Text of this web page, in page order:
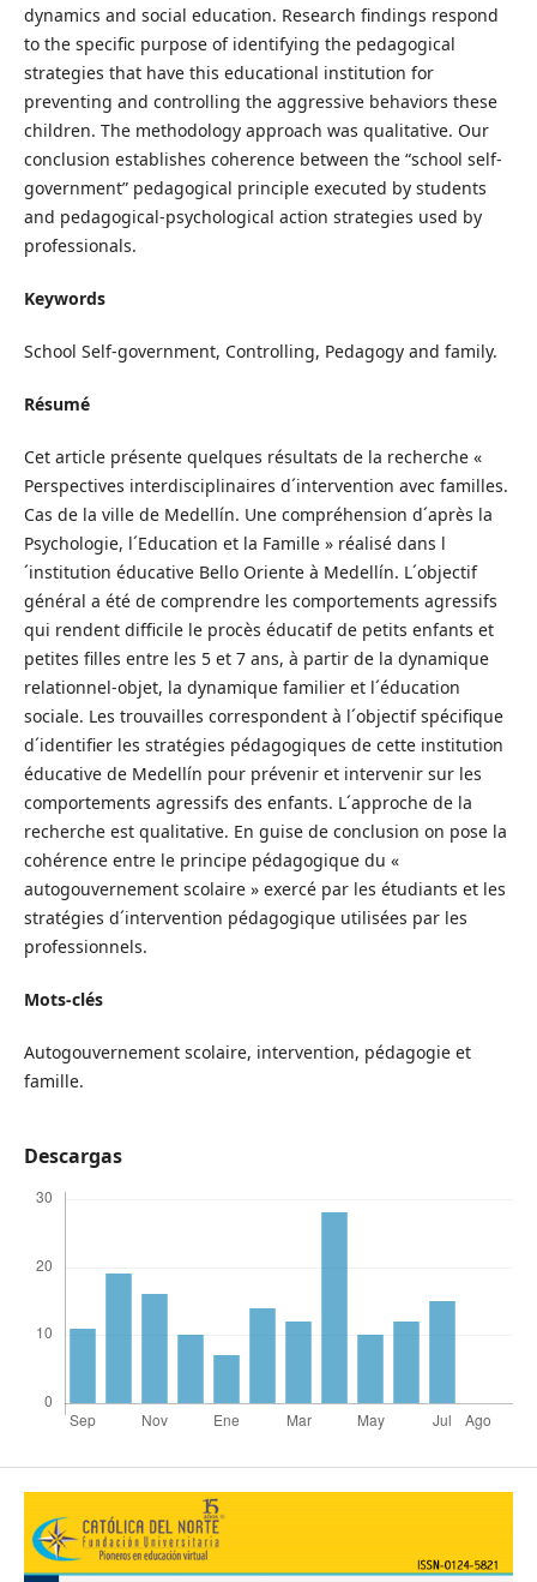
dynamics and social education. Research findings respond
to the specific purpose of identifying the pedagogical
strategies that have this educational institution for
preventing and controlling the aggressive behaviors these
children. The methodology approach was qualitative. Our
conclusion establishes coherence between the “school self-
government” pedagogical principle executed by students
and pedagogical-psychological action strategies used by
professionals.
Keywords
School Self-government, Controlling, Pedagogy and family.
Résumé
Cet article présente quelques résultats de la recherche «
Perspectives interdisciplinaires d´intervention avec familles.
Cas de la ville de Medellín. Une compréhension d´après la
Psychologie, l´Education et la Famille » réalisé dans l
´institution éducative Bello Oriente à Medellín. L´objectif
général a été de comprendre les comportements agressifs
qui rendent difficile le procès éducatif de petits enfants et
petites filles entre les 5 et 7 ans, à partir de la dynamique
relationnel-objet, la dynamique familier et l´éducation
sociale. Les trouvailles correspondent à l´objectif spécifique
d´identifier les stratégies pédagogiques de cette institution
éducative de Medellín pour prévenir et intervenir sur les
comportements agressifs des enfants. L´approche de la
recherche est qualitative. En guise de conclusion on pose la
cohérence entre le principe pédagogique du «
autogouvernement scolaire » exercé par les étudiants et les
stratégies d´intervention pédagogique utilisées par les
professionnels.
Mots-clés
Autogouvernement scolaire, intervention, pédagogie et
famille.
Descargas